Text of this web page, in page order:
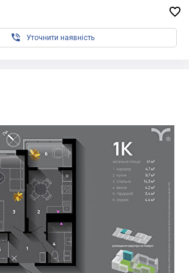

 Уточнити наявність